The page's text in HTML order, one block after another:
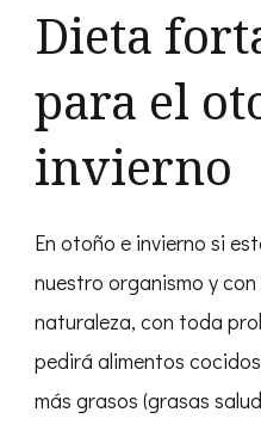
Dieta
para el
invierno
En otoño e invierno si
nuestro organismo y
naturaleza, con toda
pedirá alimentos
más grasos (grasas